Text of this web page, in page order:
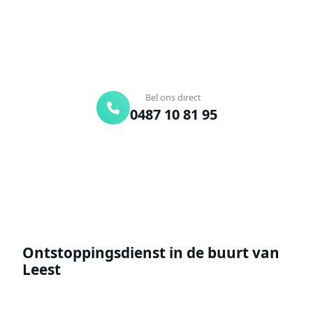
Bel ons direct
0487 10 81 95
Ontstoppingsdienst in de buurt van
Leest